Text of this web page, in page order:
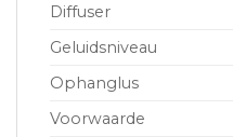
Diffuser
Geluidsniveau
Ophanglus
Voorwaarde